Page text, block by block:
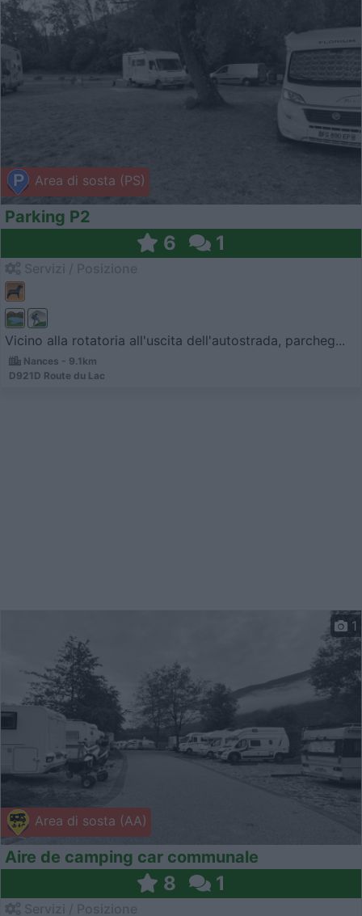
Area di sosta (PS)
Parking P2
6 1
Vicino alla rotatoria all'uscita dell'autostrada, parcheg...
Nances - 9.1km
D921D Route du Lac
Area di sosta (AA)
1
Aire de camping car communale
8 1